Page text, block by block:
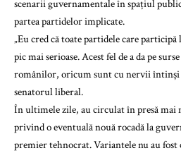
scenarii guvernamentale în spațiul
partea partidelor implicate.
„Eu cred că toate partidele care
pic mai serioase. Acest fel de a da pe
românilor, oricum sunt cu nervii întinși
senatorul liberal.
În ultimele zile, au circulat în presă mai
privind o eventuală nouă rocadă la
premier tehnocrat. Variantele nu au